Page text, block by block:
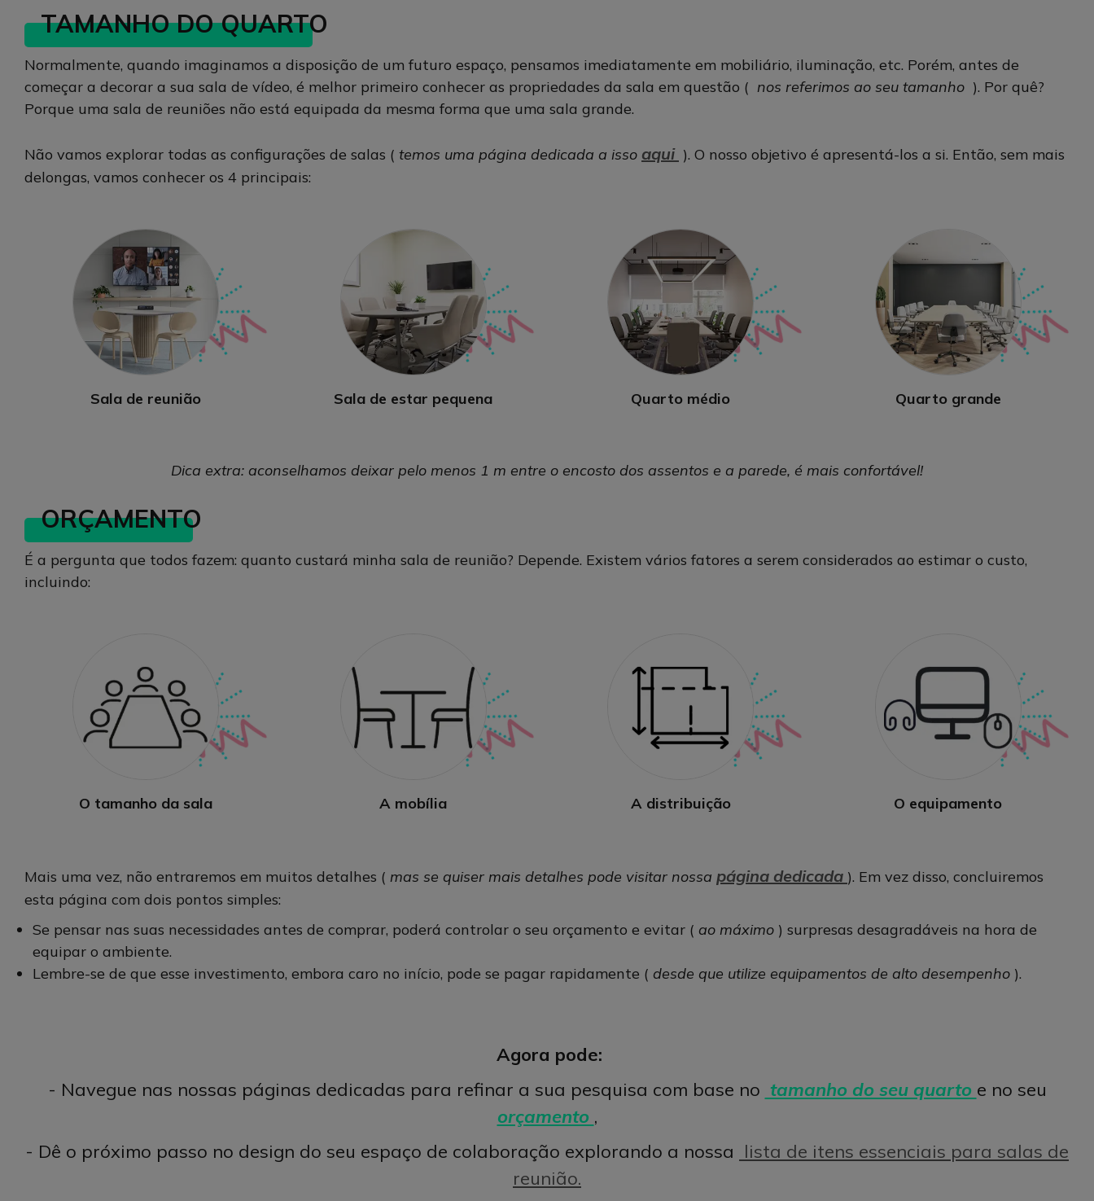
TAMANHO DO QUARTO
Normalmente, quando imaginamos a disposição de um futuro espaço, pensamos imediatamente em mobiliário, iluminação, etc. Porém, antes de
começar a decorar a sua sala de vídeo, é melhor primeiro conhecer as propriedades da sala em questão ( nos referimos ao seu tamanho ). Por quê?
Porque uma sala de reuniões não está equipada da mesma forma que uma sala grande.
Não vamos explorar todas as configurações de salas ( temos uma página dedicada a isso aqui ). O nosso objetivo é apresentá-los a si. Então, sem mais
delongas, vamos conhecer os 4 principais:
Sala de reunião Sala de estar pequena Quarto médio Quarto grande
Dica extra: aconselhamos deixar pelo menos 1 m entre o encosto dos assentos e a parede, é mais confortável!
ORÇAMENTO
É a pergunta que todos fazem: quanto custará minha sala de reunião? Depende. Existem vários fatores a serem considerados ao estimar o custo,
incluindo:
O tamanho da sala A mobília A distribuição O equipamento
Mais uma vez, não entraremos em muitos detalhes ( mas se quiser mais detalhes pode visitar nossa página dedicada ). Em vez disso, concluiremos
esta página com dois pontos simples:
Se pensar nas suas necessidades antes de comprar, poderá controlar o seu orçamento e evitar ( ao máximo ) surpresas desagradáveis ​​na hora de
equipar o ambiente.
Lembre-se de que esse investimento, embora caro no início, pode se pagar rapidamente ( desde que utilize equipamentos de alto desempenho ).
Agora pode:
- Navegue nas nossas páginas dedicadas para refinar a sua pesquisa com base no tamanho do seu quarto e no seu
orçamento ,
- Dê o próximo passo no design do seu espaço de colaboração explorando a nossa lista de itens essenciais para salas de
reunião.